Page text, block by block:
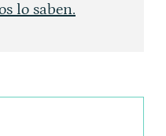
lo saben.